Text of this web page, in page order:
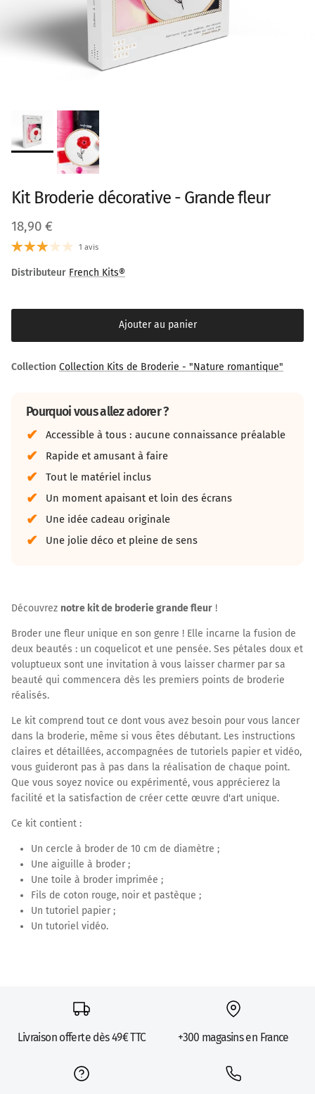
Kit Broderie décorative - Grande fleur
Prix habituel
18,90 €
1 avis
Distributeur French Kits®
Ajouter au panier
Collection Collection Kits de Broderie - "Nature romantique"
Pourquoi vous allez adorer ?
Accessible à tous : aucune connaissance préalable
Rapide et amusant à faire
Tout le matériel inclus
Un moment apaisant et loin des écrans
Une idée cadeau originale
Une jolie déco et pleine de sens
Découvrez notre kit de broderie grande fleur !
Broder une fleur unique en son genre ! Elle incarne la fusion de
deux beautés : un coquelicot et une pensée. Ses pétales doux et
voluptueux sont une invitation à vous laisser charmer par sa
beauté qui commencera dès les premiers points de broderie
réalisés.
Le kit comprend tout ce dont vous avez besoin pour vous lancer
dans la broderie, même si vous êtes débutant. Les instructions
claires et détaillées, accompagnées de tutoriels papier et vidéo,
vous guideront pas à pas dans la réalisation de chaque point.
Que vous soyez novice ou expérimenté, vous apprécierez la
facilité et la satisfaction de créer cette œuvre d'art unique.
Ce kit contient :
Un cercle à broder de 10 cm de diamètre ;
Une aiguille à broder ;
Une toile à broder imprimée ;
Fils de coton rouge, noir et pastèque ;
Un tutoriel papier ;
Un tutoriel vidéo.
Livraison offerte dès 49€ TTC +300 magasins en France